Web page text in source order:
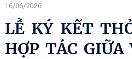
16/06/2026
LỄ KÝ KẾT
HỢP TÁC